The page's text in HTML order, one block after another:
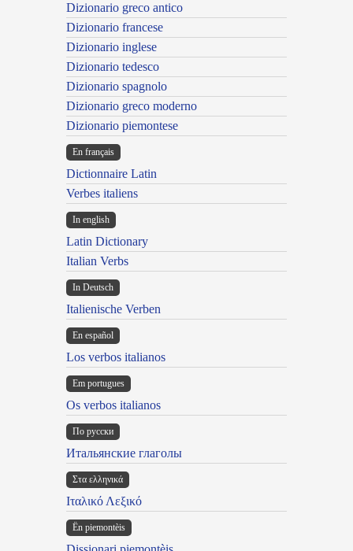
Dizionario greco antico
Dizionario francese
Dizionario inglese
Dizionario tedesco
Dizionario spagnolo
Dizionario greco moderno
Dizionario piemontese
En français
Dictionnaire Latin
Verbes italiens
In english
Latin Dictionary
Italian Verbs
In Deutsch
Italienische Verben
En español
Los verbos italianos
Em portugues
Os verbos italianos
По русски
Итальянские глаголы
Στα ελληνικά
Ιταλικό Λεξικό
Ën piemontèis